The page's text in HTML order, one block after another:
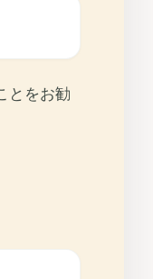
とをお勧